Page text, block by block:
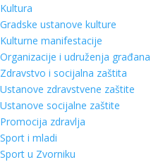
Kultura
Gradske ustanove kulture
Kulturne manifestacije
Organizacije i udruženja građana
Zdravstvo i socijalna zaštita
Ustanove zdravstvene zaštite
Ustanove socijalne zaštite
Promocija zdravlja
Sport i mladi
Sport u Zvorniku